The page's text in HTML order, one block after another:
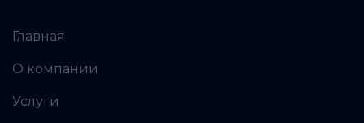
Главная
О компании
Услуги